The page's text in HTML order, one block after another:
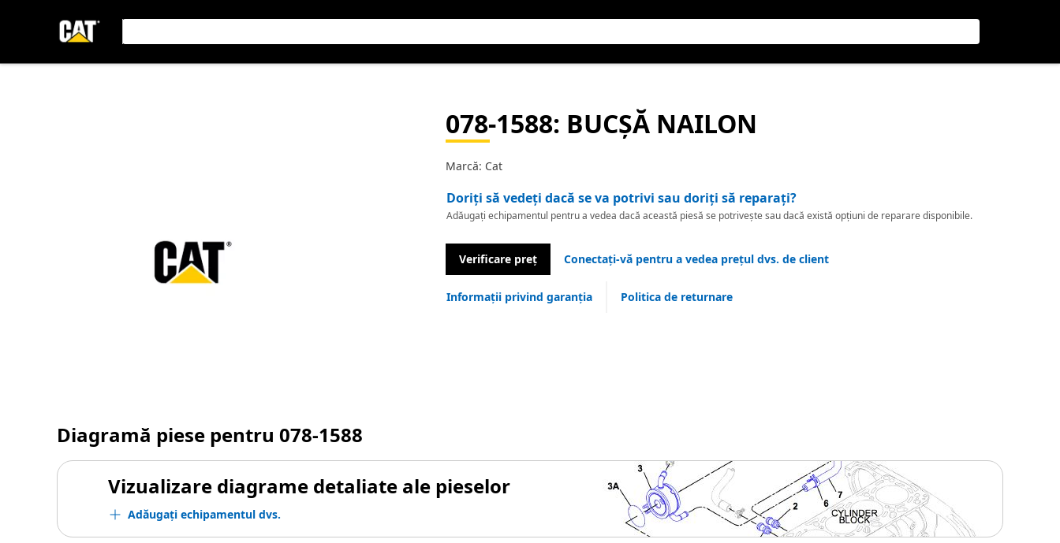
078-1588: BUCȘĂ NAILON
Marcă: Cat
Doriți să vedeți dacă se va potrivi sau doriți să reparați?
Adăugați echipamentul pentru a vedea dacă această piesă se potrivește sau dacă există opțiuni de reparare disponibile.
Verificare preț Conectați-vă pentru a vedea prețul dvs. de client
Informații privind garanția Politica de returnare
Diagramă piese pentru 078-1588
Vizualizare diagrame detaliate ale pieselor
Adăugați echipamentul dvs.